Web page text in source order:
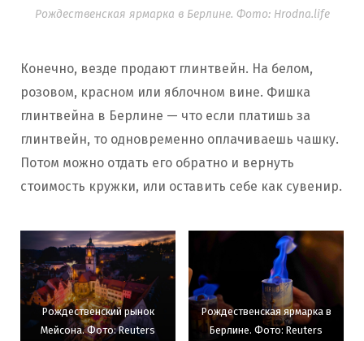
Рождественская ярмарка в Берлине. Фото: Hrodna.life
Конечно, везде продают глинтвейн. На белом,
розовом, красном или яблочном вине. Фишка
глинтвейна в Берлине — что если платишь за
глинтвейн, то одновременно оплачиваешь чашку.
Потом можно отдать его обратно и вернуть
стоимость кружки, или оставить себе как сувенир.
Рождественский рынок
Мейсона. Фото: Reuters
Рождественская ярмарка в
Берлине. Фото: Reuters